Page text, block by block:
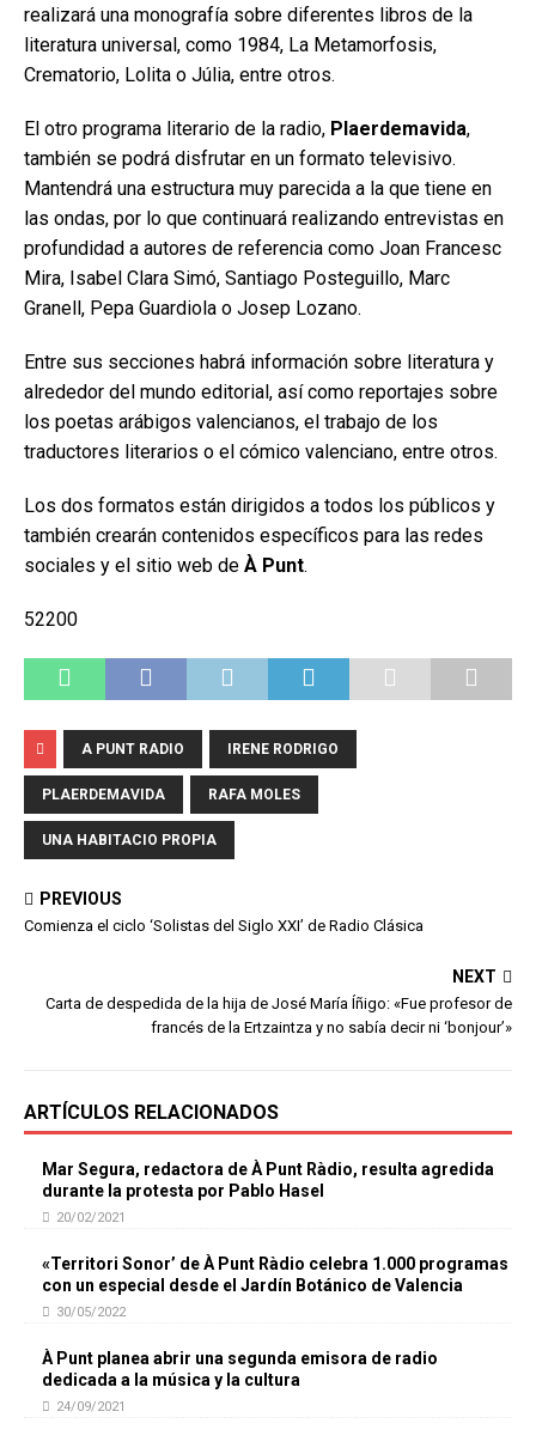
realizará una monografía sobre diferentes libros de la
literatura universal, como 1984, La Metamorfosis,
Crematorio, Lolita o Júlia, entre otros.
El otro programa literario de la radio, Plaerdemavida,
también se podrá disfrutar en un formato televisivo.
Mantendrá una estructura muy parecida a la que tiene en
las ondas, por lo que continuará realizando entrevistas en
profundidad a autores de referencia como Joan Francesc
Mira, Isabel Clara Simó, Santiago Posteguillo, Marc
Granell, Pepa Guardiola o Josep Lozano.
Entre sus secciones habrá información sobre literatura y
alrededor del mundo editorial, así como reportajes sobre
los poetas arábigos valencianos, el trabajo de los
traductores literarios o el cómico valenciano, entre otros.
Los dos formatos están dirigidos a todos los públicos y
también crearán contenidos específicos para las redes
sociales y el sitio web de À Punt.
52200
A PUNT RADIO IRENE RODRIGO
PLAERDEMAVIDA RAFA MOLES
UNA HABITACIO PROPIA
PREVIOUS
Comienza el ciclo ‘Solistas del Siglo XXI’ de Radio Clásica
NEXT
Carta de despedida de la hija de José María Íñigo: «Fue profesor de
francés de la Ertzaintza y no sabía decir ni ‘bonjour’»
ARTÍCULOS RELACIONADOS
Mar Segura, redactora de À Punt Ràdio, resulta agredida
durante la protesta por Pablo Hasel
20/02/2021
«Territori Sonor’ de À Punt Ràdio celebra 1.000 programas
con un especial desde el Jardín Botánico de Valencia
30/05/2022
À Punt planea abrir una segunda emisora de radio
dedicada a la música y la cultura
24/09/2021